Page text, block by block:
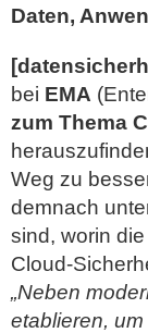
Daten,
bei EMA
zum Thema
Weg zu
demnach
sind, worin
Cloud-
„Neben
etablieren,